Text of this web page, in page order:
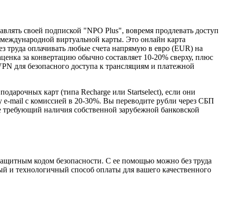
своей подпиской "NPO Plus", вовремя продлевать доступ
виртуальной карты. Это онлайн карта
оплачивать любые счета напрямую в евро (EUR) на
за конвертацию обычно составляет 10-20% сверху, плюс
для безопасного доступа к трансляциям и платежной
карт (типа Recharge или Startselect), если они
mail с комиссией в 20-30%. Вы переводите рубли через СБП
наличия собственной зарубежной банковской
кодом безопасности. С ее помощью можно без труда
и технологичный способ оплаты для вашего качественного